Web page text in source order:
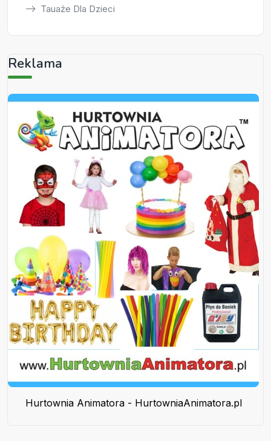
Tauaże Dla Dzieci
Reklama
Hurtownia Animatora - HurtowniaAnimatora.pl